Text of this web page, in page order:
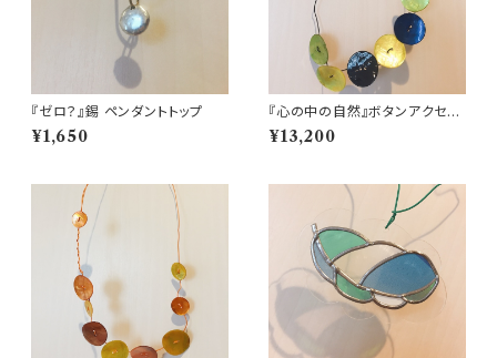
『ゼロ？』錫 ペンダントトップ
¥1,650
『心の中の自然』ボタンアクセサ
リー
¥13,200